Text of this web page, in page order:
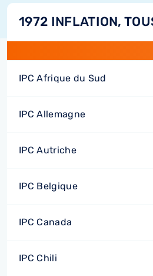
1972 INFLATION,
IPC Afrique du Sud
IPC Allemagne
IPC Autriche
IPC Belgique
IPC Canada
IPC Chili